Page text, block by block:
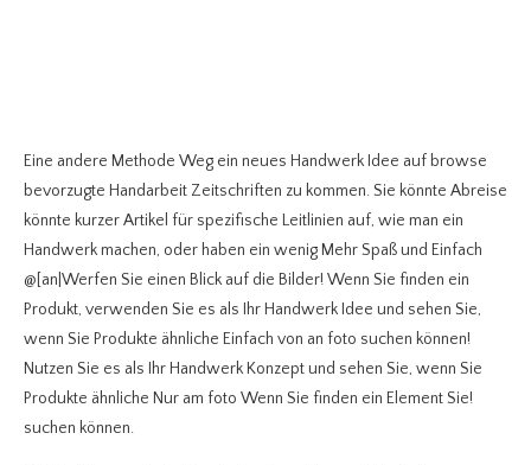
Eine andere Methode Weg ein neues Handwerk Idee auf browse
bevorzugte Handarbeit Zeitschriften zu kommen. Sie könnte Abreise
könnte kurzer Artikel für spezifische Leitlinien auf, wie man ein
Handwerk machen, oder haben ein wenig Mehr Spaß und Einfach
@[an|Werfen Sie einen Blick auf die Bilder! Wenn Sie finden ein
Produkt, verwenden Sie es als Ihr Handwerk Idee und sehen Sie,
wenn Sie Produkte ähnliche Einfach von an foto suchen können!
Nutzen Sie es als Ihr Handwerk Konzept und sehen Sie, wenn Sie
Produkte ähnliche Nur am foto Wenn Sie finden ein Element Sie!
suchen können.